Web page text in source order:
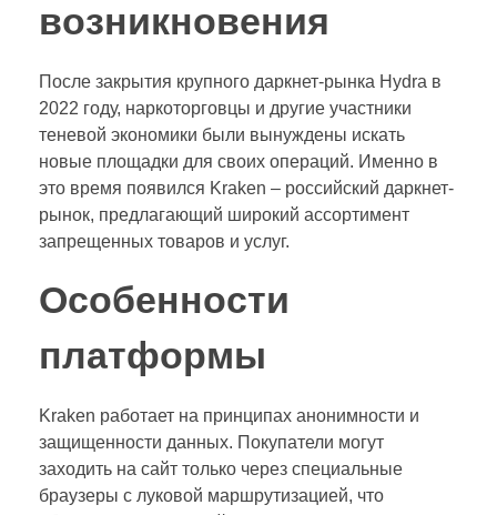
возникновения
После закрытия крупного даркнет-рынка Hydra в
2022 году, наркоторговцы и другие участники
теневой экономики были вынуждены искать
новые площадки для своих операций. Именно в
это время появился Kraken – российский даркнет-
рынок, предлагающий широкий ассортимент
запрещенных товаров и услуг.
Особенности
платформы
Kraken работает на принципах анонимности и
защищенности данных. Покупатели могут
заходить на сайт только через специальные
браузеры с луковой маршрутизацией, что